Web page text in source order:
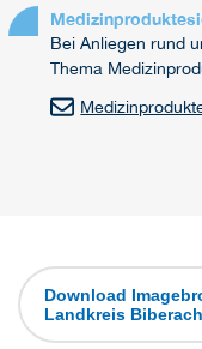
Bei Anliegen rund
Thema
Download
Landkreis Biberach